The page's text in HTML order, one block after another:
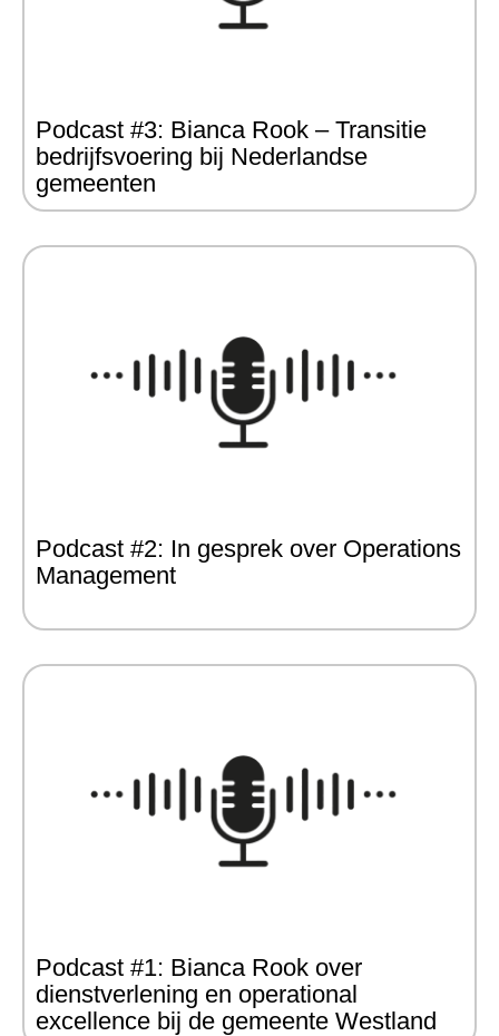
Podcast #3: Bianca Rook – Transitie
bedrijfsvoering bij Nederlandse
gemeenten
Podcast #2: In gesprek over Operations
Management
Podcast #1: Bianca Rook over
dienstverlening en operational
excellence bij de gemeente Westland